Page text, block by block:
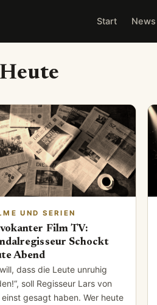
Start News
UND SERIEN
Film TV:
Schockt
Abend
dass die Leute unruhig
soll Regisseur Lars von
einst gesagt haben. Wer heute